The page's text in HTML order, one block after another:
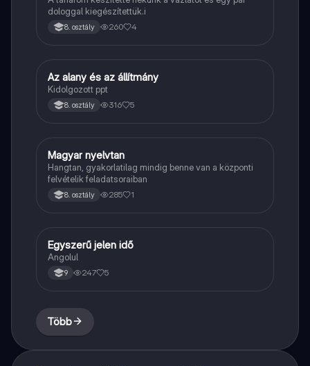
dologgal kiegészítettük.i
8. osztály 260 4
Magyar
Az alany és az állítmány
Kidolgozott ppt
8. osztály 316 5
Magyar
Magyar nyelvtan
Hangtan, gyakorlatilag mindig benne van a központi
felvételik feladatsoraiban
8. osztály 285 1
Angol
Egyszerű jelen idő
Angolul
9 247 5
Több